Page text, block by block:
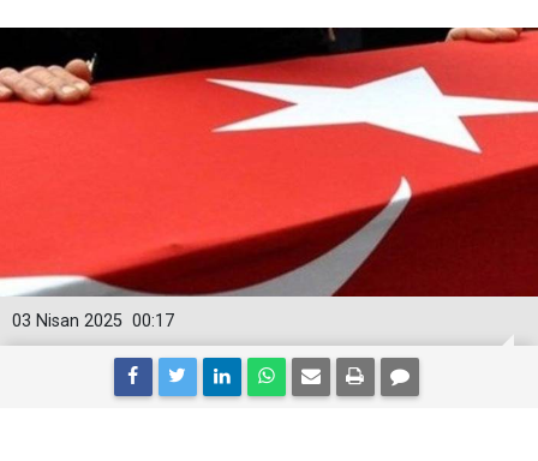
00:17
03 Nisan 2025